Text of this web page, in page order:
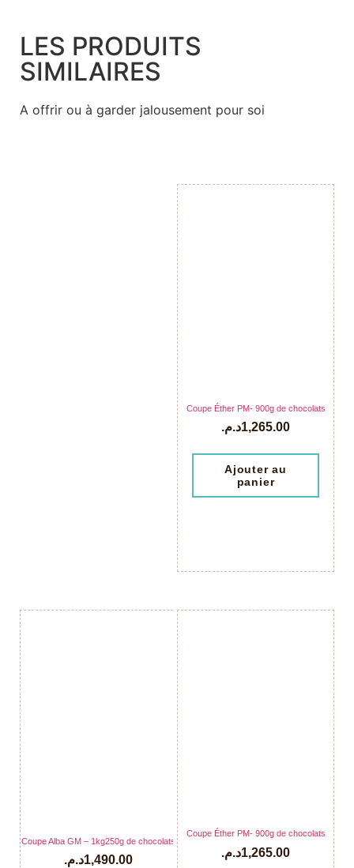
LES PRODUITS
SIMILAIRES
A offrir ou à garder jalousement pour soi
Coupe Éther PM- 900g de chocolats
1,265.00د.م.
Ajouter au
panier
Coupe Alba GM – 1kg250g de chocolats
1,490.00د.م.
Coupe Éther PM- 900g de chocolats
1,265.00د.م.